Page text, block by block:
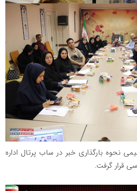
نحوه بارگذاری خبر در ساب پرتال اداره
قرار گرفت.